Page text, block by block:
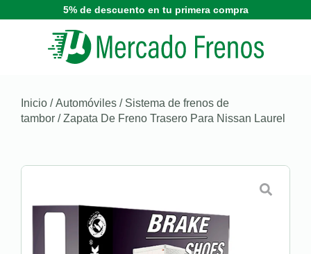
5% de descuento en tu primera compra
Inicio /Automóviles / Sistema de frenos de
tambor / Zapata De Freno Trasero Para Nissan Laurel